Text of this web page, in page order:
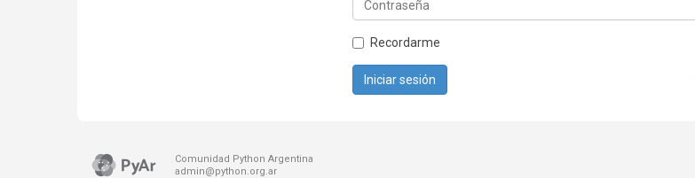
Recordarme
Iniciar sesión
Comunidad Python Argentina
admin@python.org.ar